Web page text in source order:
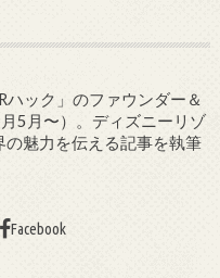
ック」のファウンダー＆
5月〜）。ディズニーリゾ
魅力を伝える記事を執筆
Facebook